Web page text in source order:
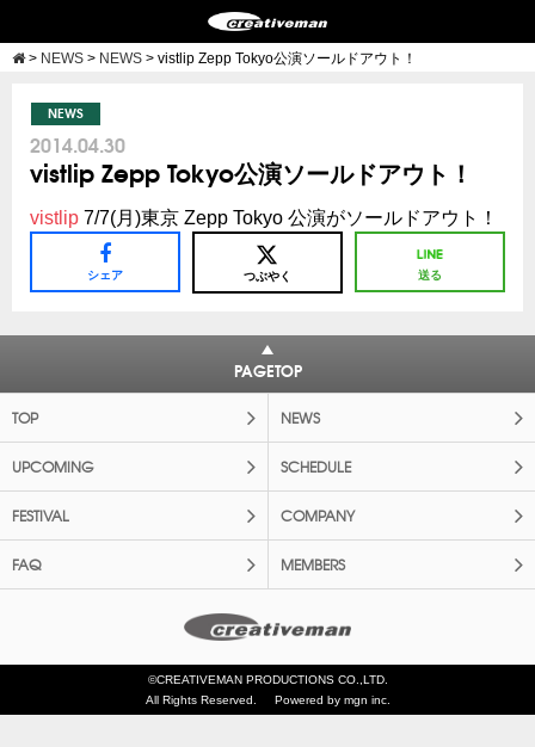
> NEWS > NEWS > vistlip Zepp Tokyo公演ソールドアウト！
NEWS
2014.04.30
vistlip Zepp Tokyo公演ソールドアウト！
vistlip 7/7(月)東京 Zepp Tokyo 公演がソールドアウト！
シェア つぶやく 送る
PAGETOP
TOP NEWS
UPCOMING SCHEDULE
FESTIVAL COMPANY
FAQ MEMBERS
©CREATIVEMAN PRODUCTIONS CO.,LTD.
All Rights Reserved.
Powered by mgn inc.